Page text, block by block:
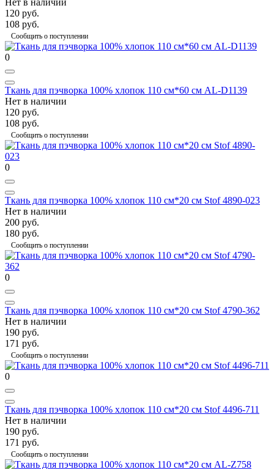
120 руб.
108 руб.
Сообщить о поступлении
0
Ткань для пэчворка 100% хлопок 110 см*60 см AL-D1139
Нет в наличии
120 руб.
108 руб.
Сообщить о поступлении
0
Ткань для пэчворка 100% хлопок 110 см*20 см Stof 4890-023
Нет в наличии
200 руб.
180 руб.
Сообщить о поступлении
0
Ткань для пэчворка 100% хлопок 110 см*20 см Stof 4790-362
Нет в наличии
190 руб.
171 руб.
Сообщить о поступлении
0
Ткань для пэчворка 100% хлопок 110 см*20 см Stof 4496-711
Нет в наличии
190 руб.
171 руб.
Сообщить о поступлении